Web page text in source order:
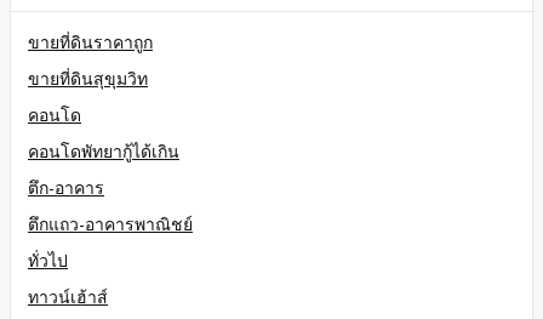
ขายที่ดินราคาถูก
ขายที่ดินสุขุมวิท
คอนโด
คอนโดพัทยากู้ได้เกิน
ตึก-อาคาร
ตึกแถว-อาคารพาณิชย์
ทั่วไป
ทาวน์เฮ้าส์